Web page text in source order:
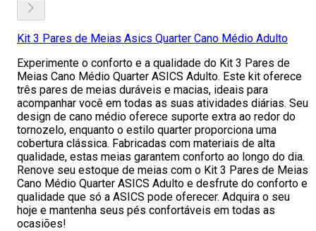
Kit 3 Pares de Meias Asics Quarter Cano Médio Adulto
Experimente o conforto e a qualidade do Kit 3 Pares de
Meias Cano Médio Quarter ASICS Adulto. Este kit oferece
três pares de meias duráveis e macias, ideais para
acompanhar você em todas as suas atividades diárias. Seu
design de cano médio oferece suporte extra ao redor do
tornozelo, enquanto o estilo quarter proporciona uma
cobertura clássica. Fabricadas com materiais de alta
qualidade, estas meias garantem conforto ao longo do dia.
Renove seu estoque de meias com o Kit 3 Pares de Meias
Cano Médio Quarter ASICS Adulto e desfrute do conforto e
qualidade que só a ASICS pode oferecer. Adquira o seu
hoje e mantenha seus pés confortáveis em todas as
ocasiões!